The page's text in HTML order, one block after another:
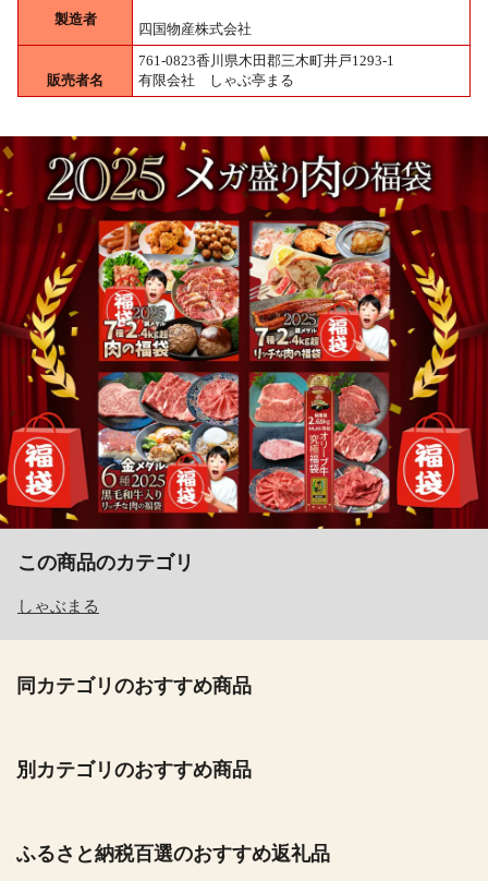
製造者
四国物産株式会社
販売者名
761-0823香川県木田郡三木町井戸1293-1
有限会社 しゃぶ亭まる
この商品のカテゴリ
しゃぶまる
同カテゴリのおすすめ商品
別カテゴリのおすすめ商品
ふるさと納税百選のおすすめ返礼品